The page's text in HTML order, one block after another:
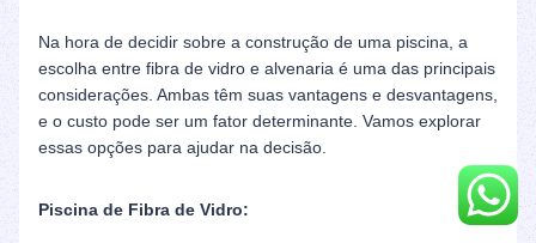
Na hora de decidir sobre a construção de uma piscina, a
escolha entre fibra de vidro e alvenaria é uma das principais
considerações. Ambas têm suas vantagens e desvantagens,
e o custo pode ser um fator determinante. Vamos explorar
essas opções para ajudar na decisão.
Piscina de Fibra de Vidro: